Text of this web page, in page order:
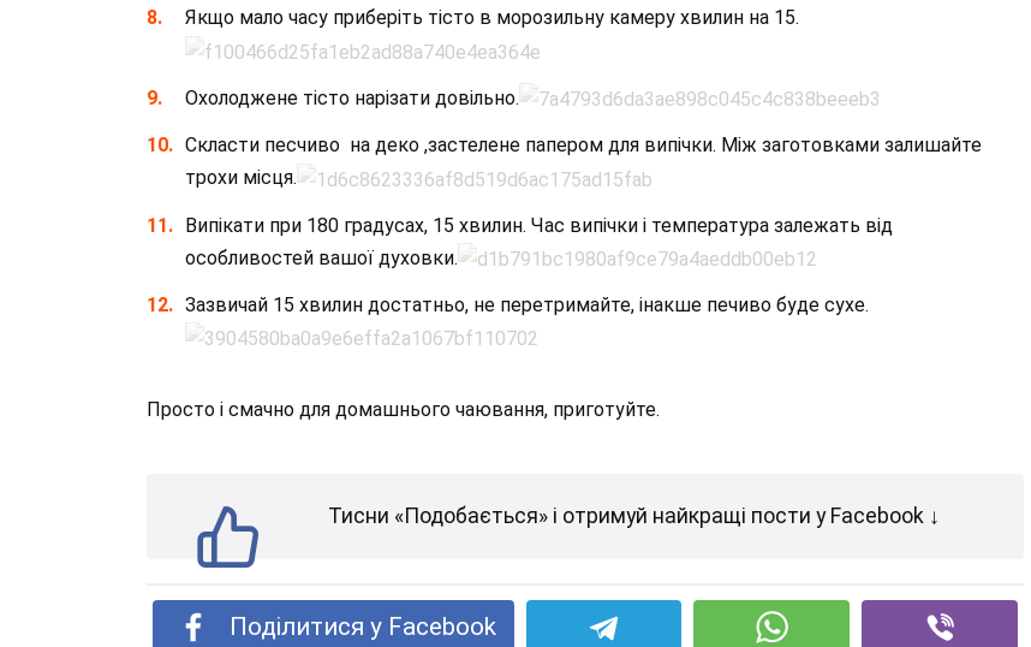
Якщо мало часу приберіть тісто в морозильну камеру хвилин на 15.
Охолоджене тісто нарізати довільно.
Скласти песчиво на деко ,застелене папером для випічки. Між заготовками залишайте
трохи місця.
Випікати при 180 градусах, 15 хвилин. Час випічки і температура залежать від
особливостей вашої духовки.
Зазвичай 15 хвилин достатньо, не перетримайте, інакше печиво буде сухе.
Просто і смачно для домашнього чаювання, приготуйте.
Тисни «Подобається» і отримуй найкращі пости у Facebook ↓
Поділитися у Facebook